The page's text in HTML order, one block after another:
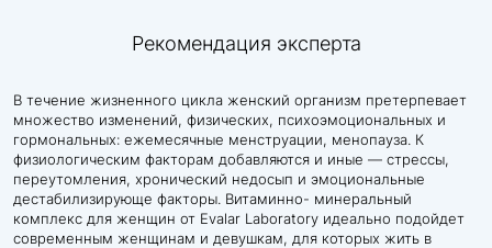
Рекомендация эксперта
В течение жизненного цикла женский организм претерпевает
множество изменений, физических, психоэмоциональных и
гормональных: ежемесячные менструации, менопауза. К
физиологическим факторам добавляются и иные — стрессы,
переутомления, хронический недосып и эмоциональные
дестабилизирующе факторы. Витаминно- минеральный
комплекс для женщин от Evalar Laboratory идеально подойдет
современным женщинам и девушкам, для которых жить в